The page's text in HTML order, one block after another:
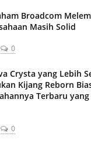
Broadcom
Masih Solid
0
Crysta yang Lebih
Kijang Reborn
Terbaru
0